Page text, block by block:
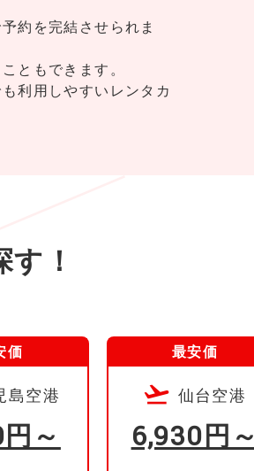
約を完結させられま
ともできます。
利用しやすいレンタカ
！
価
島空港
～
最安価
仙台空港
6,930円～